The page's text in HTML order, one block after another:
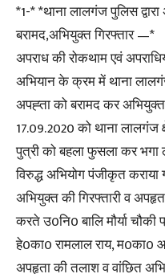
*1-* *थाना लालगंज पुलिस
बरामद,अभियुक्त गिरफ्तार —*
अपराध की रोकथाम एवं
अभियान के क्रम में थाना
अपह्ता को बरामद कर अभियुक्त
17.09.2020 को थाना लालगंज
पुत्री को बहला फुसला कर
विरुद्ध अभियोग पंजीकृत
अभियुक्त की गिरफ्तारी व
करते उ0नि0 बालि मौर्या चौकी
हे0का0 रामलाल राय, म0का0
अपहृता की तलाश व वांछित